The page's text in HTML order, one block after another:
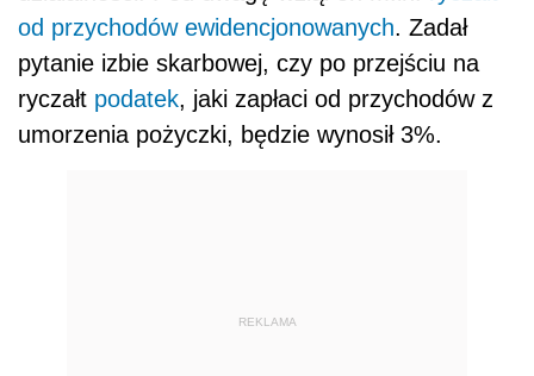
od przychodów ewidencjonowanych. Zadał
pytanie izbie skarbowej, czy po przejściu na
ryczałt podatek, jaki zapłaci od przychodów z
umorzenia pożyczki, będzie wynosił 3%.
REKLAMA